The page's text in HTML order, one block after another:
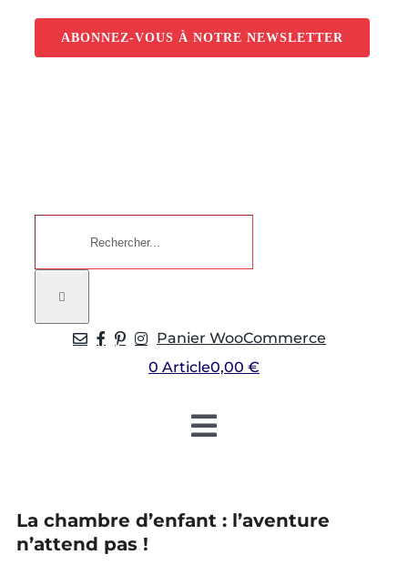
contenu
ABONNEZ-VOUS À NOTRE NEWSLETTER
Panier WooCommerce
0 Article0,00 €
Toggle
Nos articles
La chambre d’enfant : l’aventure
n’attend pas !